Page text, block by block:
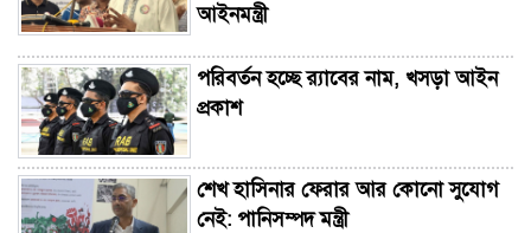
আইনমন্ত্রী
পরিবর্তন হচ্ছে র‌্যাবের নাম, খসড়া আইন
প্রকাশ
শেখ হাসিনার ফেরার আর কোনো সুযোগ
নেই: পানিসম্পদ মন্ত্রী